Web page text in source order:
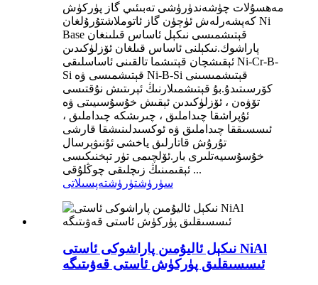
مەھسۇلات چۈشەندۈرۈشى تەبىئىي گاز پۈركۈش
كەپشەرلەش ئۈچۈن گاز ئاتوملاشتۇرۇلغان Ni
Base قېتىشمىسى نىكېل ئاساس قىلىنغان
پاراشوك.نىكېلنى ئاساس قىلغان ئۆزلۈكىدىن
ئېقىشچان قېتىشما تالقىنى ئاساسلىقى Ni-Cr-B-
Si قېتىشمىسى ۋە Ni-B-Si قېتىشمىسىنى
كۆرسىتىدۇ.بۇ قېتىشمىلارنىڭ ئېرىتىش نۇقتىسى
تۆۋەن ، ئۆزلۈكىدىن ئېقىش خۇسۇسىيىتى ۋە
ئۇپراشقا چىداملىق ، چىرىشكە چىداملىق ،
ئىسسىققا چىداملىق ۋە ئوكسىدلىنىشقا قارشى
تۇرۇش قاتارلىق ياخشى ئۇنىۋېرسال
خۇسۇسىيەتلىرى بار.ئۆلچىمى تۈر تېخنىكىسى
ئېقىمىنىڭ زىچلىقى چوڭلۇقى ...
سۈرۈشتۈرۈشتەپسىلاتى
نىكېل ئاليۇمىن پاراشوكى ئاستى NiAl
ئىسسىقلىق پۈركۈش ئاستى قەۋىتىگە